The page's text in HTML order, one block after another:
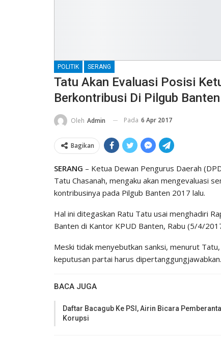
POLITIK SERANG
Tatu Akan Evaluasi Posisi
Berkontribusi Di Pilgub Banten
Oleh Admin Pada 6 Apr 2017
Bagikan
SERANG – Ketua Dewan Pengurus Daerah
Tatu Chasanah, mengaku akan mengevaluasi
kontribusinya pada Pilgub Banten 2017 lalu.
Hal ini ditegaskan Ratu Tatu usai menghadiri
Banten di Kantor KPUD Banten, Rabu (5/4/
Meski tidak menyebutkan sanksi, menurut
keputusan partai harus dipertanggungjawabkan.
BACA JUGA
Daftar Bacagub Ke PSI, Airin Bicara
Korupsi